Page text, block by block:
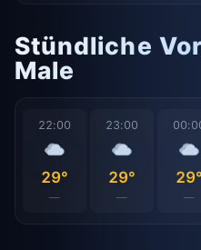
Stündliche
Male
22:00
29°
—
23:00
29°
—
29°
—